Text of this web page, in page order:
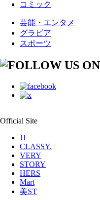
コミック
芸能・エンタメ
グラビア
スポーツ
Official Site
JJ
CLASSY.
VERY
STORY
HERS
Mart
美ST